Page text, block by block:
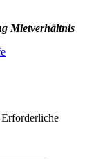
Mietverhältnis
Erforderliche